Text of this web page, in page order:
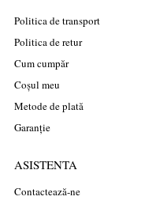
Politica de transport
Politica de retur
Cum cumpăr
Coșul meu
Metode de plată
Garanție
ASISTENTA
Contactează-ne